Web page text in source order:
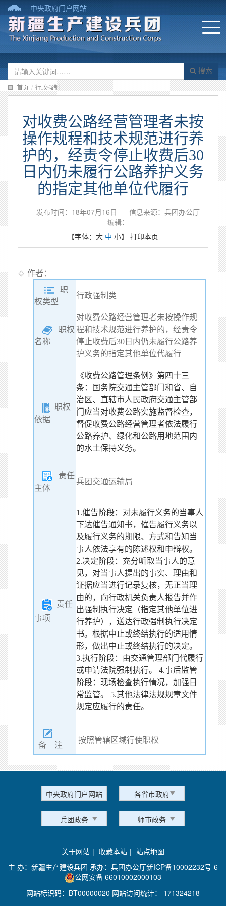
中央政府门户网站
搜索
首页 / 行政强制
对收费公路经营管理者未按
操作规程和技术规范进行养
护的，经责令停止收费后30
日内仍未履行公路养护义务
的指定其他单位代履行
发布时间：18年07月16日
信息来源：兵团办公厅
编辑：
【字体： 大 中 小】 打印本页
作者：
职
权类型
行政强制类
职权
名称
对收费公路经营管理者未按操作规
程和技术规范进行养护的，经责令
停止收费后30日内仍未履行公路养
护义务的指定其他单位代履行
职权
依据
《收费公路管理条例》第四十三
条：国务院交通主管部门和省、自
治区、直辖市人民政府交通主管部
门应当对收费公路实施监督检查，
督促收费公路经营管理者依法履行
公路养护、绿化和公路用地范围内
的水土保持义务。
责任
主体
兵团交通运输局
责任
事项
1.催告阶段：对未履行义务的当事人
下达催告通知书，催告履行义务以
及履行义务的期限、方式和告知当
事人依法享有的陈述权和申辩权。
2.决定阶段：充分听取当事人的意
见，对当事人提出的事实、理由和
证据应当进行记录复核，无正当理
由的，向行政机关负责人报告并作
出强制执行决定（指定其他单位进
行养护），送达行政强制执行决定
书。根据中止或终结执行的适用情
形，做出中止或终结执行的决定。
3.执行阶段：由交通管理部门代履行
或申请法院强制执行。 4.事后监管
阶段：现场检查执行情况，加强日
常监管。 5.其他法律法规规章文件
规定应履行的责任。
备 注
按照管辖区域行使职权
中央政府门户网站 各省市政府
兵团政务 师市政务
关于网站 | 收藏本站 | 站点地图
主 办：新疆生产建设兵团 承办：兵团办公厅新ICP备10002232号-6
公网安备 66010002000103
网站标识码：BT00000020 网站访问统计： 171324218